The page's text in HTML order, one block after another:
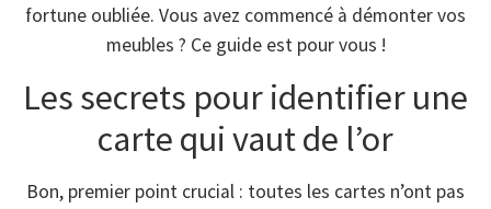
fortune oubliée. Vous avez commencé à démonter vos
meubles ? Ce guide est pour vous !
Les secrets pour identifier une
carte qui vaut de l’or
Bon, premier point crucial : toutes les cartes n’ont pas